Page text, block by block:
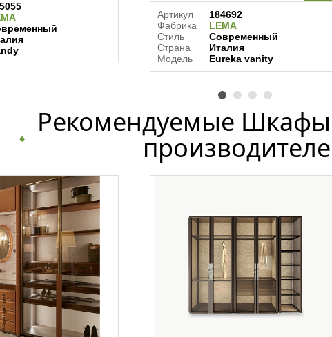
Артикул
184692
Фабрика
LEMA
Стиль
Современный
Страна
Италия
Модель
Eureka vanity
Рекомендуемые Шкафы